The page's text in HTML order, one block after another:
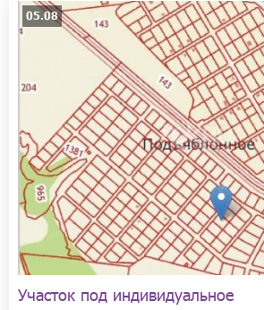
05.08
Участок под индивидуальное